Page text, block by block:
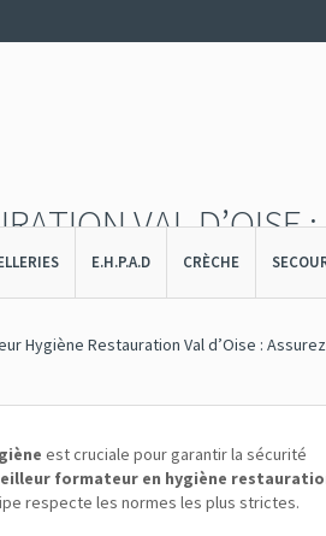
E.H.P.A.D CRÈCHE
VAL D’OISE
Hygiène Restauration Val d’Oise :
est cruciale pour garantir la sécurité
formateur en hygiène
respecte les normes les plus strictes.